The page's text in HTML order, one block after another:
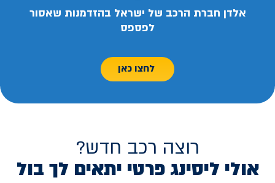
אלדן חברת הרכב של ישראל בהזדמנות שאסור
לפספס
לחצו כאן
רוצה רכב חדש?
אולי ליסינג פרטי יתאים לך בול